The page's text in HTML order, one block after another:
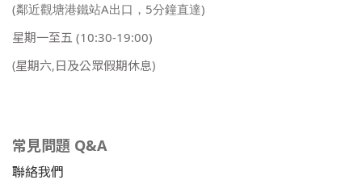
(鄰近觀塘港鐵站A出口，5分鐘直達)
星期一至五 (10:30-19:00)
(星期六,日及公眾假期休息)
常見問題 Q&A
聯絡我們